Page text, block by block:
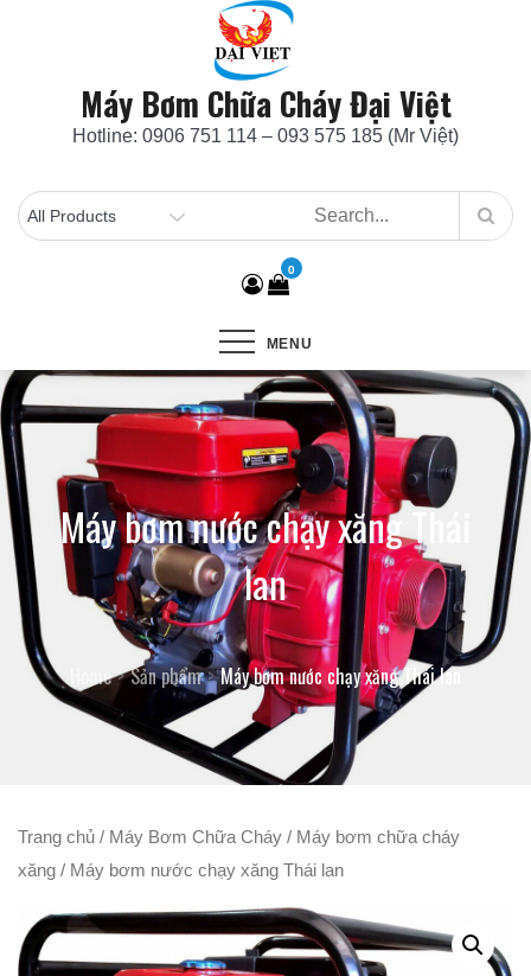
Máy Bơm Chữa Cháy Đại Việt
Hotline: 0906 751 114 – 093 575 185 (Mr Việt)
0
MENU
Máy bơm nước chạy xăng Thái
lan
Home Sản phẩm Máy bơm nước chạy xăng Thái lan
Trang chủ / Máy Bơm Chữa Cháy / Máy bơm chữa cháy
xăng / Máy bơm nước chạy xăng Thái lan